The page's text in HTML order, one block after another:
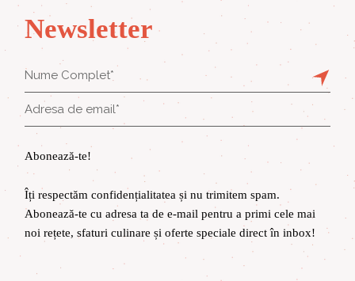
Newsletter
Abonează-te!
Îți respectăm confidențialitatea și nu trimitem spam.
Abonează-te cu adresa ta de e-mail pentru a primi cele mai
noi rețete, sfaturi culinare și oferte speciale direct în inbox!